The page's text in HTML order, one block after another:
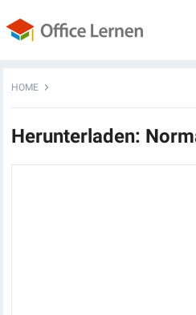
HOME
Herunterladen: